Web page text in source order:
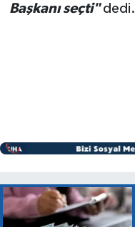
Başkanı seçti"dedi.